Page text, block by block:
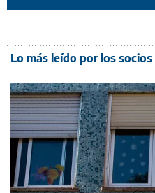
Lo más leído por los socios